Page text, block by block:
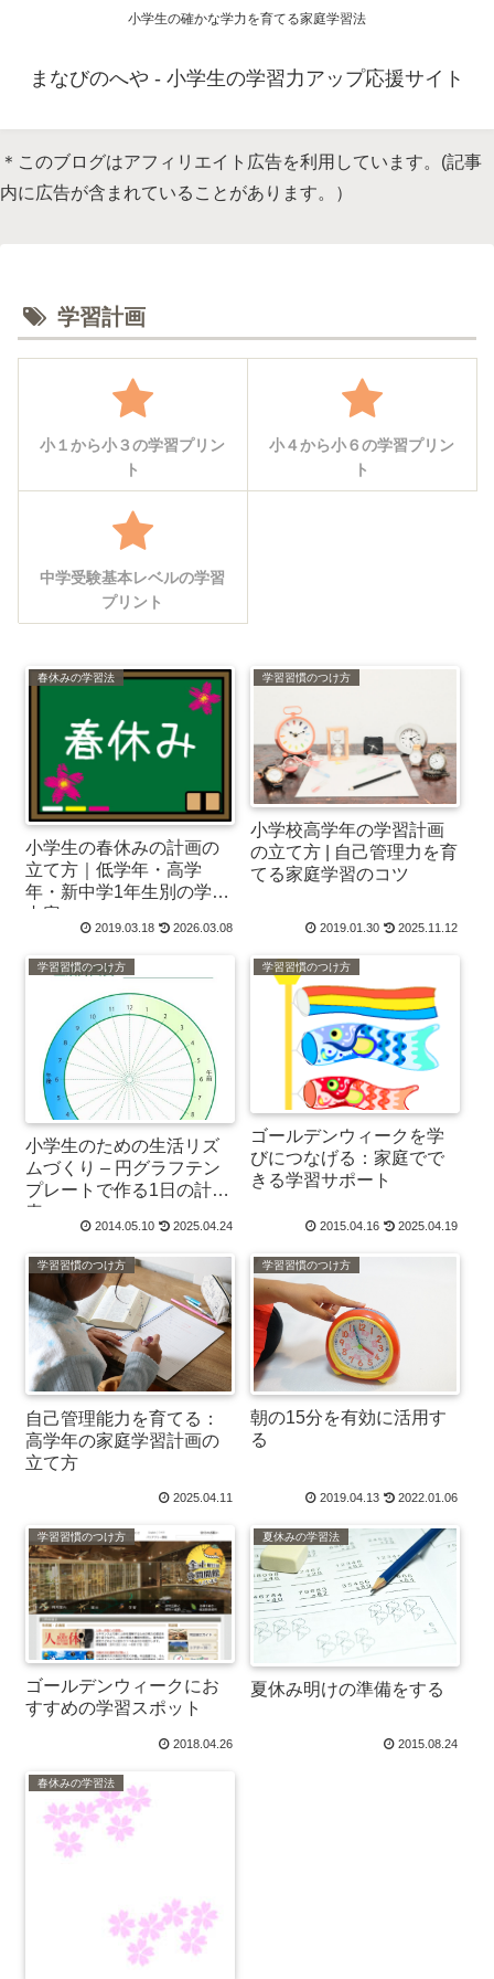
小学生の確かな学力を育てる家庭学習法
まなびのへや - 小学生の学習力アップ応援サイト
＊このブログはアフィリエイト広告を利用しています。(記事
内に広告が含まれていることがあります。）
学習計画
小１から小３の学習プリン
ト
小４から小６の学習プリン
ト
中学受験基本レベルの学習
プリント
春休みの学習法
小学生の春休みの計画の
立て方｜低学年・高学
年・新中学1年生別の学習
内容
2019.03.18 2026.03.08
学習習慣のつけ方
小学校高学年の学習計画
の立て方 | 自己管理力を育
てる家庭学習のコツ
2019.01.30 2025.11.12
学習習慣のつけ方
小学生のための生活リズ
ムづくり – 円グラフテン
プレートで作る1日の計画
表
2014.05.10 2025.04.24
学習習慣のつけ方
ゴールデンウィークを学
びにつなげる：家庭でで
きる学習サポート
2015.04.16 2025.04.19
学習習慣のつけ方
自己管理能力を育てる：
高学年の家庭学習計画の
立て方
2025.04.11
学習習慣のつけ方
朝の15分を有効に活用す
る
2019.04.13 2022.01.06
学習習慣のつけ方
ゴールデンウィークにお
すすめの学習スポット
2018.04.26
夏休みの学習法
夏休み明けの準備をする
2015.08.24
春休みの学習法